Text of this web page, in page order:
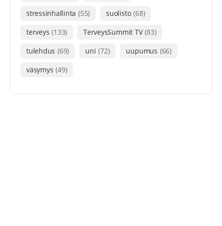
stressinhallinta (55) suolisto (68)
terveys (133) TerveysSummit TV (83)
tulehdus (69) uni (72) uupumus (66)
väsymys (49)